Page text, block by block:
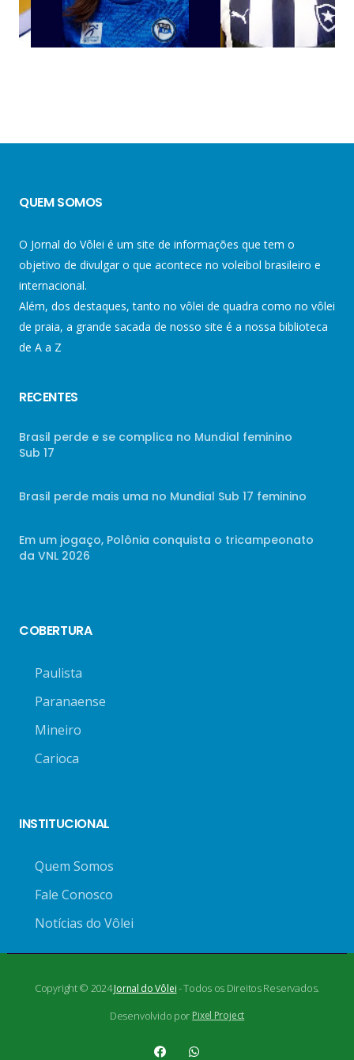
QUEM SOMOS
O Jornal do Vôlei é um site de informações que tem o
objetivo de divulgar o que acontece no voleibol brasileiro e
internacional.
Além, dos destaques, tanto no vôlei de quadra como no vôlei
de praia, a grande sacada de nosso site é a nossa biblioteca
de A a Z
RECENTES
Brasil perde e se complica no Mundial feminino
Sub 17
Brasil perde mais uma no Mundial Sub 17 feminino
Em um jogaço, Polônia conquista o tricampeonato
da VNL 2026
COBERTURA
Paulista
Paranaense
Mineiro
Carioca
INSTITUCIONAL
Quem Somos
Fale Conosco
Notícias do Vôlei
Copyright © 2024Jornal do Vôlei- Todos os Direitos Reservados.
Desenvolvido por Pixel Project